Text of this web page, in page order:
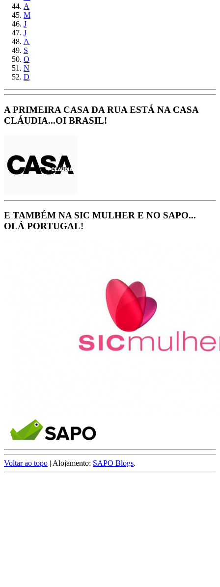
A
M
J
J
A
S
O
N
D
A PRIMEIRA CASA DA RUA ESTÁ NA CASA
CLÁUDIA...OI BRASIL!
E TAMBÉM NA SIC MULHER E NO SAPO...
OLÁ PORTUGAL!
Voltar ao topo | Alojamento: SAPO Blogs.